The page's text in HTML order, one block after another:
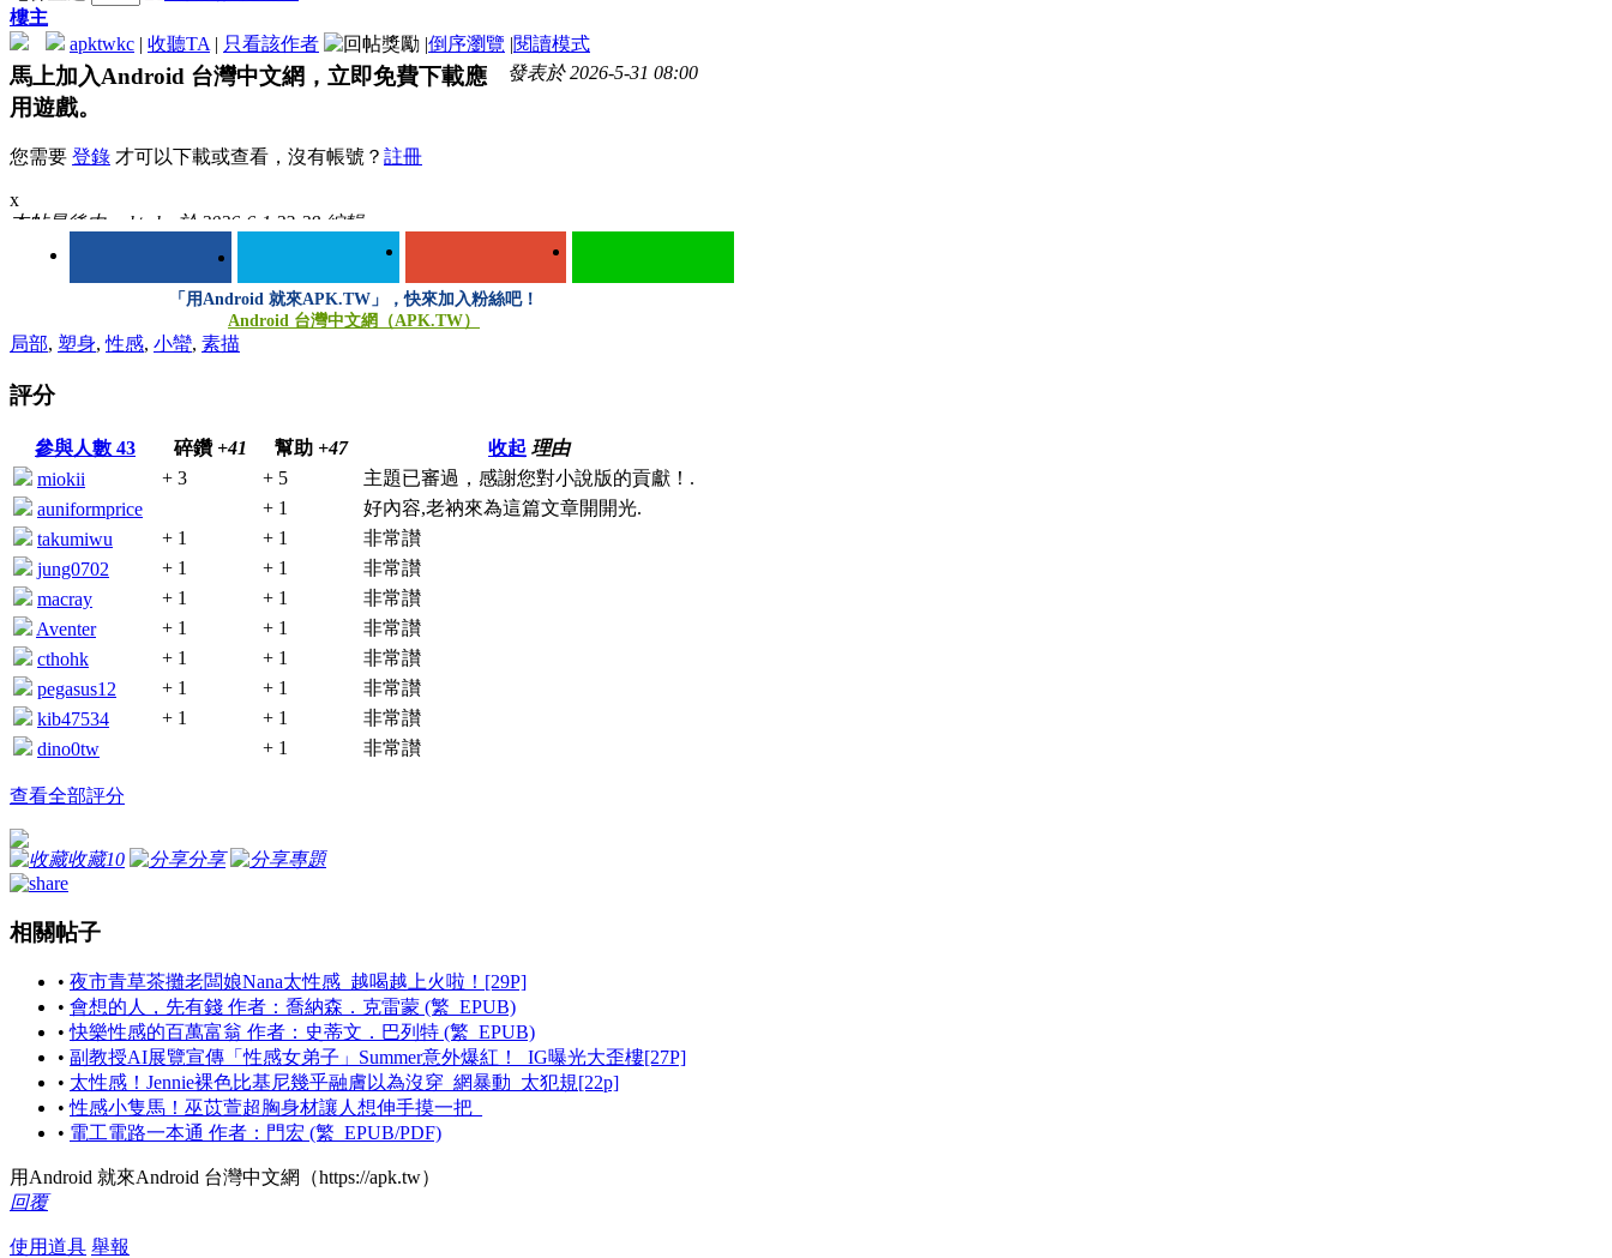
樓主
apktwkc | 收聽TA | 只看該作者 |倒序瀏覽 |閱讀模式
發表於 2026-5-31 08:00
馬上加入Android 台灣中文網，立即免費下載應
用遊戲。
您需要 登錄 才可以下載或查看，沒有帳號？ 註冊
x
本帖最後由 apktwkc 於 2026-6-1 23:28 編輯
「用Android 就來APK.TW」，快來加入粉絲吧！
Android 台灣中文網（APK.TW）
局部, 塑身,性感, 小蠻, 素描
評分
參與人數 43 碎鑽 +41 幫助 +47 收起 理由
miokii
+ 3 + 5
主題已審過，感謝您對小說版的貢獻！.
auniformprice
+ 1
好內容,老衲來為這篇文章開開光.
takumiwu
+ 1 + 1
非常讃
jung0702
+ 1 + 1
非常讃
macray
+ 1 + 1
非常讃
Aventer
+ 1 + 1
非常讃
cthohk
+ 1 + 1
非常讃
pegasus12
+ 1 + 1
非常讃
kib47534
+ 1 + 1
非常讃
dino0tw
+ 1 非常讃
查看全部評分
收藏10 分享 專題
相關帖子
• 夜市青草茶攤老闆娘Nana太性感_越喝越上火啦！[29P]
• 會想的人，先有錢 作者：喬納森．克雷蒙 (繁_EPUB)
•快樂性感的百萬富翁 作者：史蒂文．巴列特 (繁_EPUB)
• 副教授AI展覽宣傳「性感女弟子」Summer意外爆紅！_IG曝光大歪樓[27P]
• 太性感！Jennie裸色比基尼幾乎融膚以為沒穿_網暴動_太犯規[22p]
•性感小隻馬！巫苡萱超胸身材讓人想伸手摸一把_
• 電工電路一本通 作者：門宏 (繁_EPUB/PDF)
用Android 就來Android 台灣中文網（https://apk.tw）
回覆
使用道具 舉報